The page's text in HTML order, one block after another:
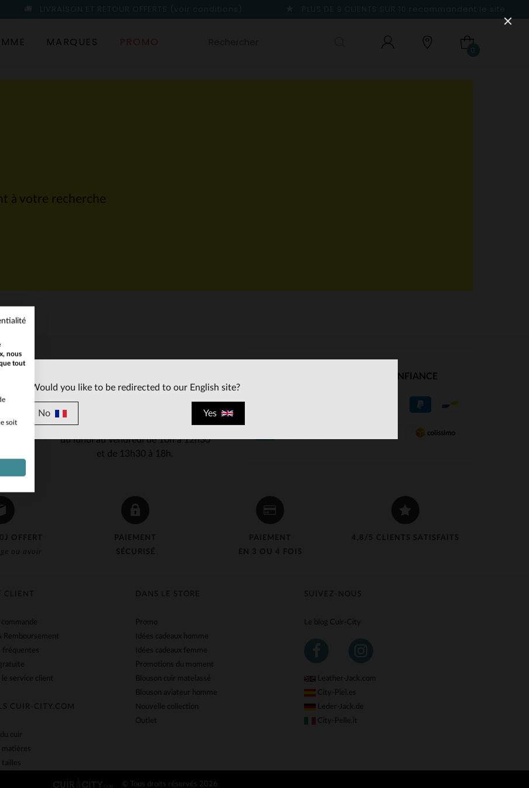
LIVRAISON ET RETOUR OFFERTS (voir conditions) PLUS DE 9 CLIENTS SUR 10 recommandent le site
MARQUES PROMO
0
à votre recherche
OFFERT
ou avoir
PAIEMENT
SÉCURISÉ
PAIEMENT
EN 3 OU 4 FOIS
4,8/5 CLIENTS SATISFAITS
au 03 59 08 80 80
contact@cuir-
du lundi au vendredi de 10h à 12h30
et de 13h30 à 18h.
NOS PARTENAIRES DE CONFIANCE
SUIVEZ-NOUS
Le blog Cuir-City
Leather-Jack.com
City-Piel.es
Leder-Jack.de
City-Pelle.it
CLIENT
Remboursement
fréquentes
service client
CUIR-CITY.COM
cuir
matières
tailles
DANS LE STORE
Promo
Idées cadeaux homme
Idées cadeaux femme
Promotions du moment
Blouson cuir matelassé
Blouson aviateur homme
Nouvelle collection
Outlet
© Tous droits réservés 2026
Would you like to be redirected to our English site?
No Yes
nous
tout
soit